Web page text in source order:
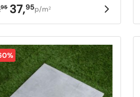
95 37,95p/m2